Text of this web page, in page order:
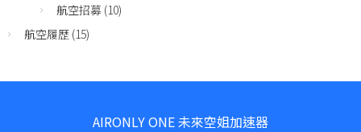
航空招募 (10)
航空履歷 (15)
AIRONLY ONE 未來空姐加速器